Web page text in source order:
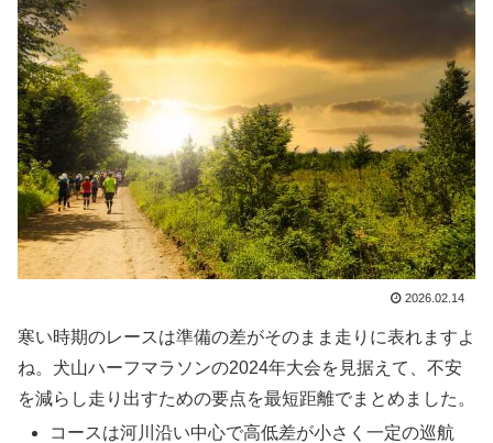
2026.02.14
寒い時期のレースは準備の差がそのまま走りに表れますよ
ね。犬山ハーフマラソンの2024年大会を見据えて、不安
を減らし走り出すための要点を最短距離でまとめました。
コースは河川沿い中心で高低差が小さく一定の巡航